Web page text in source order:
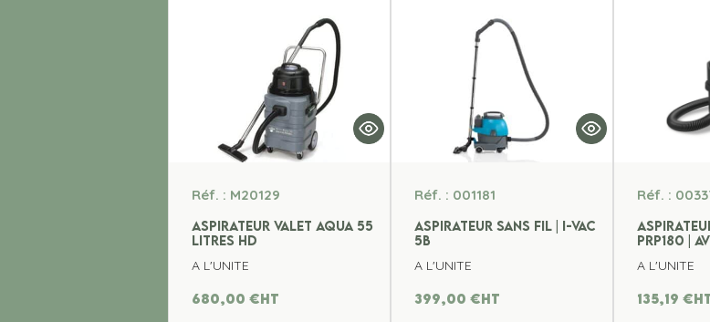
Réf. : M20129
ASPIRATEUR VALET AQUA 55
LITRES HD
A L'UNITE
680,00€ht
Réf. : 001181
ASPIRATEUR SANS FIL | I-VAC
5B
A L'UNITE
399,00€ht
Réf. :
PRP180 |
A L'UNITE
135,19 €